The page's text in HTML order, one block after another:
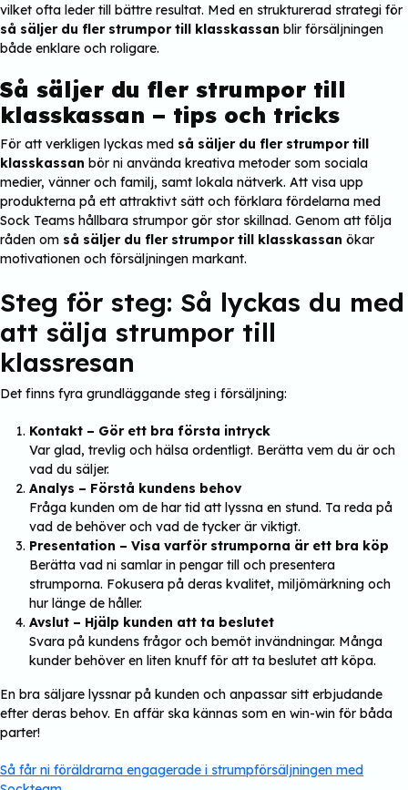
vilket ofta leder till bättre resultat. Med en strukturerad strategi för
så säljer du fler strumpor till klasskassan blir försäljningen
både enklare och roligare.
Så säljer du fler strumpor till
klasskassan – tips och tricks
För att verkligen lyckas med så säljer du fler strumpor till
klasskassan bör ni använda kreativa metoder som sociala
medier, vänner och familj, samt lokala nätverk. Att visa upp
produkterna på ett attraktivt sätt och förklara fördelarna med
Sock Teams hållbara strumpor gör stor skillnad. Genom att följa
råden om så säljer du fler strumpor till klasskassan ökar
motivationen och försäljningen markant.
Steg för steg: Så lyckas du med
att sälja strumpor till
klassresan
Det finns fyra grundläggande steg i försäljning:
Kontakt – Gör ett bra första intryck
Var glad, trevlig och hälsa ordentligt. Berätta vem du är och
vad du säljer.
Analys – Förstå kundens behov
Fråga kunden om de har tid att lyssna en stund. Ta reda på
vad de behöver och vad de tycker är viktigt.
Presentation – Visa varför strumporna är ett bra köp
Berätta vad ni samlar in pengar till och presentera
strumporna. Fokusera på deras kvalitet, miljömärkning och
hur länge de håller.
Avslut – Hjälp kunden att ta beslutet
Svara på kundens frågor och bemöt invändningar. Många
kunder behöver en liten knuff för att ta beslutet att köpa.
En bra säljare lyssnar på kunden och anpassar sitt erbjudande
efter deras behov. En affär ska kännas som en win-win för båda
parter!
Så får ni föräldrarna engagerade i strumpförsäljningen med